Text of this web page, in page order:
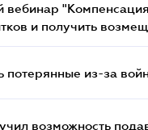
вебинар
и получить
потерянные из-за
возможность